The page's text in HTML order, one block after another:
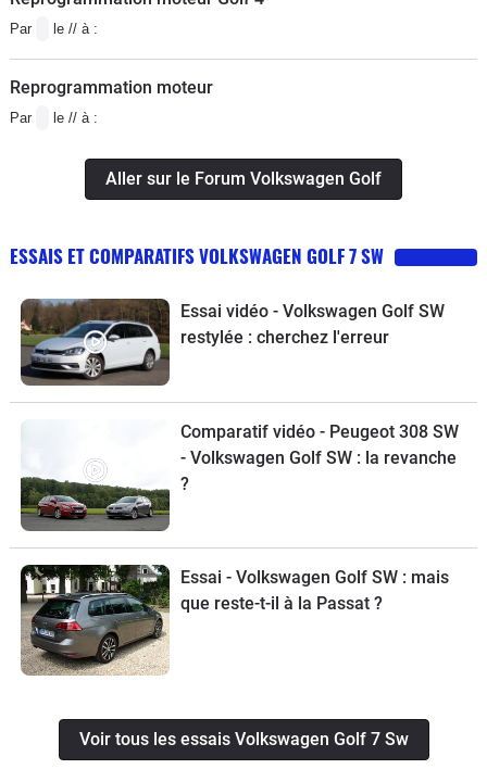
Par le // à :
Reprogrammation moteur
Par le // à :
Aller sur le Forum Volkswagen Golf
ESSAIS ET COMPARATIFS VOLKSWAGEN GOLF 7 SW
Essai vidéo - Volkswagen Golf SW
restylée : cherchez l'erreur
Comparatif vidéo - Peugeot 308 SW
- Volkswagen Golf SW : la revanche
?
Essai - Volkswagen Golf SW : mais
que reste-t-il à la Passat ?
Voir tous les essais Volkswagen Golf 7 Sw